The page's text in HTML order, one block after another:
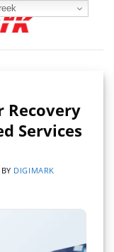
Recovery
Services
BY DIGIMARK